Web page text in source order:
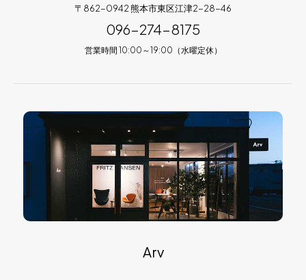
〒862-0942 熊本市東区江津2-28-46
096-274-8175
営業時間 10:00～19:00（水曜定休）
Arv